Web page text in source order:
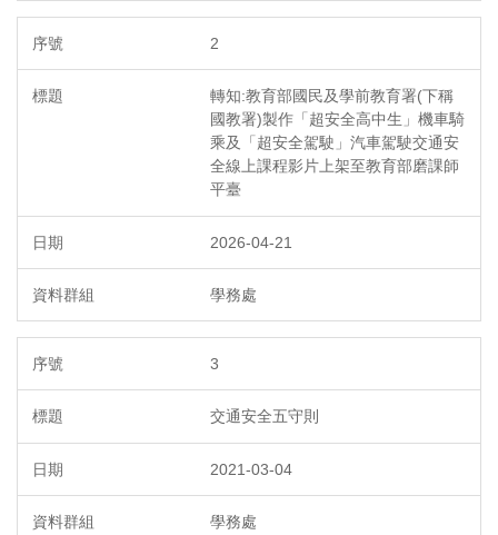
2
轉知:教育部國民及學前教育署(下稱
國教署)製作「超安全高中生」機車騎
乘及「超安全駕駛」汽車駕駛交通安
全線上課程影片上架至教育部磨課師
平臺
2026-04-21
學務處
3
交通安全五守則
2021-03-04
學務處